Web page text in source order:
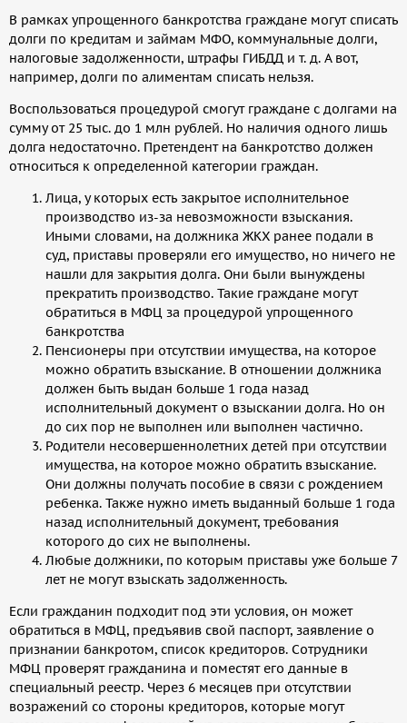
В рамках упрощенного банкротства граждане могут списать
долги по кредитам и займам МФО, коммунальные долги,
налоговые задолженности, штрафы ГИБДД и т. д. А вот,
например, долги по алиментам списать нельзя.
Воспользоваться процедурой смогут граждане с долгами на
сумму от 25 тыс. до 1 млн рублей. Но наличия одного лишь
долга недостаточно. Претендент на банкротство должен
относиться к определенной категории граждан.
Лица, у которых есть закрытое исполнительное
производство из-за невозможности взыскания.
Иными словами, на должника ЖКХ ранее подали в
суд, приставы проверяли его имущество, но ничего не
нашли для закрытия долга. Они были вынуждены
прекратить производство. Такие граждане могут
обратиться в МФЦ за процедурой упрощенного
банкротства
Пенсионеры при отсутствии имущества, на которое
можно обратить взыскание. В отношении должника
должен быть выдан больше 1 года назад
исполнительный документ о взыскании долга. Но он
до сих пор не выполнен или выполнен частично.
Родители несовершеннолетних детей при отсутствии
имущества, на которое можно обратить взыскание.
Они должны получать пособие в связи с рождением
ребенка. Также нужно иметь выданный больше 1 года
назад исполнительный документ, требования
которого до сих не выполнены.
Любые должники, по которым приставы уже больше 7
лет не могут взыскать задолженность.
Если гражданин подходит под эти условия, он может
обратиться в МФЦ, предъявив свой паспорт, заявление о
признании банкротом, список кредиторов. Сотрудники
МФЦ проверят гражданина и поместят его данные в
специальный реестр. Через 6 месяцев при отсутствии
возражений со стороны кредиторов, которые могут